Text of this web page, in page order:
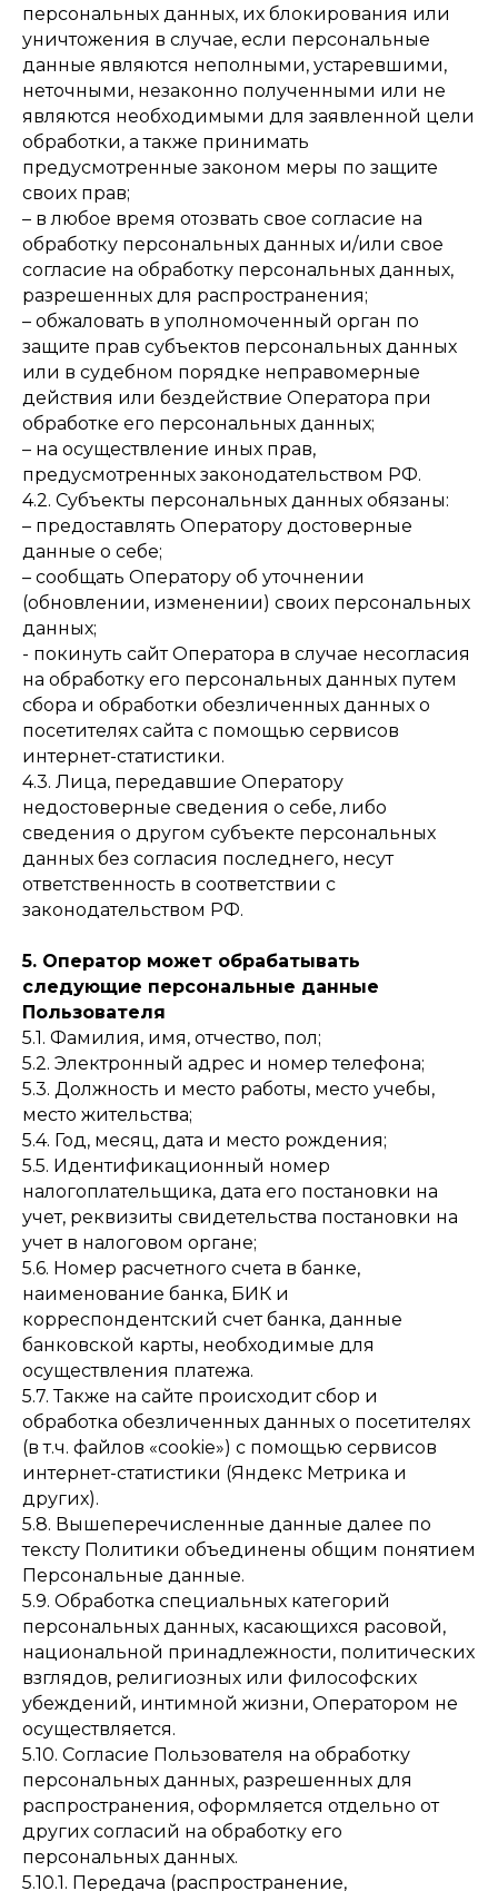
персональных данных, их блокирования или
уничтожения в случае, если персональные
данные являются неполными, устаревшими,
неточными, незаконно полученными или не
являются необходимыми для заявленной цели
обработки, а также принимать
предусмотренные законом меры по защите
своих прав;
– в любое время отозвать свое согласие на
обработку персональных данных и/или свое
согласие на обработку персональных данных,
разрешенных для распространения;
– обжаловать в уполномоченный орган по
защите прав субъектов персональных данных
или в судебном порядке неправомерные
действия или бездействие Оператора при
обработке его персональных данных;
– на осуществление иных прав,
предусмотренных законодательством РФ.
4.2. Субъекты персональных данных обязаны:
– предоставлять Оператору достоверные
данные о себе;
– сообщать Оператору об уточнении
(обновлении, изменении) своих персональных
данных;
- покинуть сайт Оператора в случае несогласия
на обработку его персональных данных путем
сбора и обработки обезличенных данных о
посетителях сайта с помощью сервисов
интернет-статистики.
4.3. Лица, передавшие Оператору
недостоверные сведения о себе, либо
сведения о другом субъекте персональных
данных без согласия последнего, несут
ответственность в соответствии с
законодательством РФ.
5. Оператор может обрабатывать
следующие персональные данные
Пользователя
5.1. Фамилия, имя, отчество, пол;
5.2. Электронный адрес и номер телефона;
5.3. Должность и место работы, место учебы,
место жительства;
5.4. Год, месяц, дата и место рождения;
5.5. Идентификационный номер
налогоплательщика, дата его постановки на
учет, реквизиты свидетельства постановки на
учет в налоговом органе;
5.6. Номер расчетного счета в банке,
наименование банка, БИК и
корреспондентский счет банка, данные
банковской карты, необходимые для
осуществления платежа.
5.7. Также на сайте происходит сбор и
обработка обезличенных данных о посетителях
(в т.ч. файлов «cookie») с помощью сервисов
интернет-статистики (Яндекс Метрика и
других).
5.8. Вышеперечисленные данные далее по
тексту Политики объединены общим понятием
Персональные данные.
5.9. Обработка специальных категорий
персональных данных, касающихся расовой,
национальной принадлежности, политических
взглядов, религиозных или философских
убеждений, интимной жизни, Оператором не
осуществляется.
5.10. Согласие Пользователя на обработку
персональных данных, разрешенных для
распространения, оформляется отдельно от
других согласий на обработку его
персональных данных.
5.10.1. Передача (распространение,